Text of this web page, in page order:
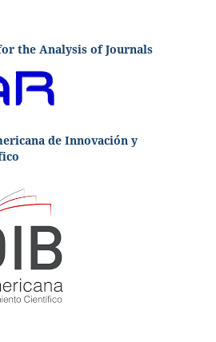
the Analysis of Journals
de Innovación y